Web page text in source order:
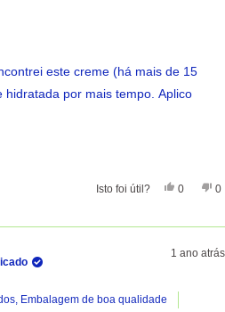
este creme (há mais de 15
por mais tempo. Aplico
Isto foi útil? Sim,
0 0
1 ano atrás
Embalagem de boa qualidade